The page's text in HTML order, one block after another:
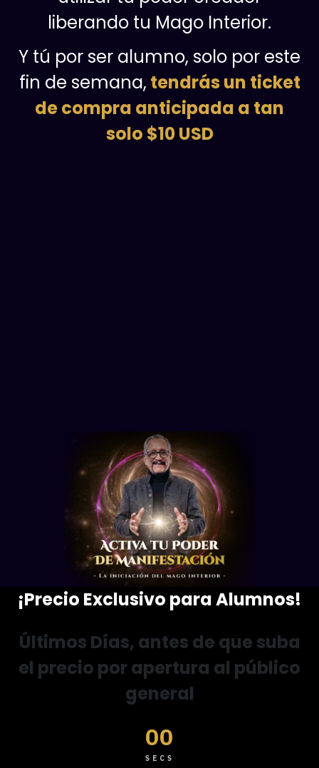
liberando tu Mago Interior.
Y tú por ser alumno, solo por este
fin de semana, tendrás un ticket
de compra anticipada a tan
solo $10 USD
¡Precio Exclusivo para Alumnos!
Últimos Días, antes de que suba
el precio por apertura al público
general
00
SECS